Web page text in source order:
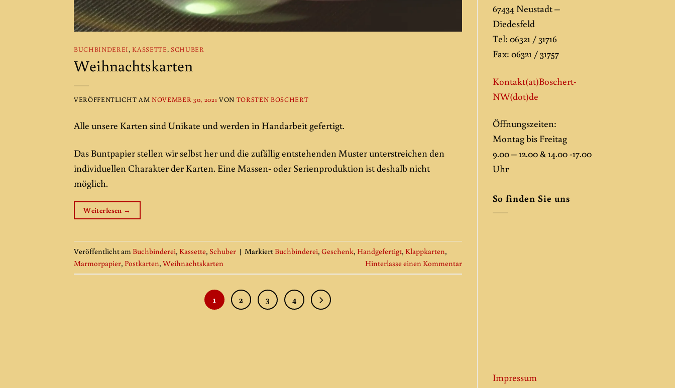
BUCHBINDEREI, KASSETTE,SCHUBER
Weihnachtskarten
VERÖFFENTLICHT AM NOVEMBER 30, 2021 VON TORSTEN BOSCHERT
Alle unsere Karten sind Unikate und werden in Handarbeit gefertigt.
Das Buntpapier stellen wir selbst her und die zufällig entstehenden Muster unterstreichen den
individuellen Charakter der Karten. Eine Massen- oder Serienproduktion ist deshalb nicht
möglich.
Weiterlesen →
Veröffentlicht am Buchbinderei, Kassette, Schuber | Markiert Buchbinderei, Geschenk, Handgefertigt, Klappkarten,
Marmorpapier, Postkarten, Weihnachtskarten Hinterlasse einen Kommentar
1 2 3 4
67434 Neustadt –
Diedesfeld
Tel: 06321 / 31716
Fax: 06321 / 31757
Kontakt(at)Boschert-
NW(dot)de
Öffnungszeiten:
Montag bis Freitag
9.00 – 12.00 & 14.00 -17.00
Uhr
So finden Sie uns
Impressum